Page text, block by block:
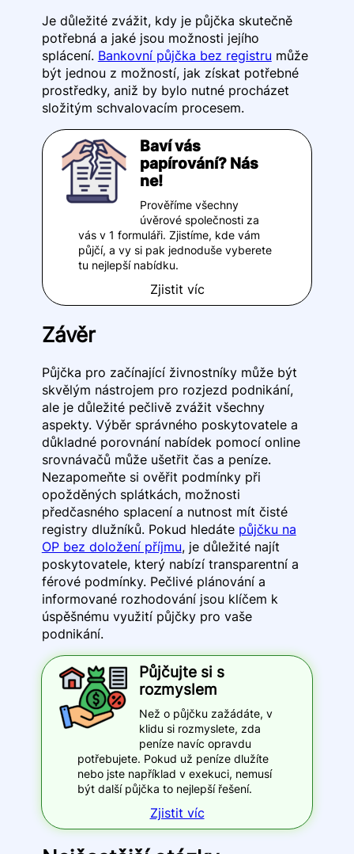
Je důležité zvážit, kdy je půjčka skutečně
potřebná a jaké jsou možnosti jejího
splácení. Bankovní půjčka bez registru může
být jednou z možností, jak získat potřebné
prostředky, aniž by bylo nutné procházet
složitým schvalovacím procesem.
Baví vás
papírování? Nás
ne!
Prověříme všechny
úvěrové společnosti za
vás v 1 formuláři. Zjistíme, kde vám
půjčí, a vy si pak jednoduše vyberete
tu nejlepší nabídku.
Zjistit víc
Závěr
Půjčka pro začínající živnostníky může být
skvělým nástrojem pro rozjezd podnikání,
ale je důležité pečlivě zvážit všechny
aspekty. Výběr správného poskytovatele a
důkladné porovnání nabídek pomocí online
srovnávačů může ušetřit čas a peníze.
Nezapomeňte si ověřit podmínky při
opožděných splátkách, možnosti
předčasného splacení a nutnost mít čisté
registry dlužníků. Pokud hledáte půjčku na
OP bez doložení příjmu, je důležité najít
poskytovatele, který nabízí transparentní a
férové podmínky. Pečlivé plánování a
informované rozhodování jsou klíčem k
úspěšnému využití půjčky pro vaše
podnikání.
Půjčujte si s
rozmyslem
Než o půjčku zažádáte, v
klidu si rozmyslete, zda
peníze navíc opravdu
potřebujete. Pokud už peníze dlužíte
nebo jste například v exekuci, nemusí
být další půjčka to nejlepší řešení.
Zjistit víc